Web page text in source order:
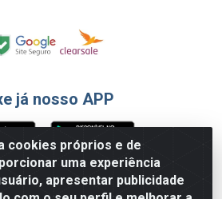
cookies próprios e de
uma experiência
apresentar publicidade
já nosso APP
de Pagamento